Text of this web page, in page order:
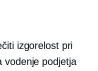
izgorelost pri
vodenje podjetja